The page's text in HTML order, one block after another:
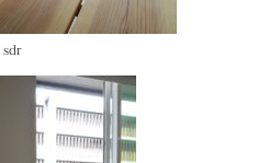
sdr